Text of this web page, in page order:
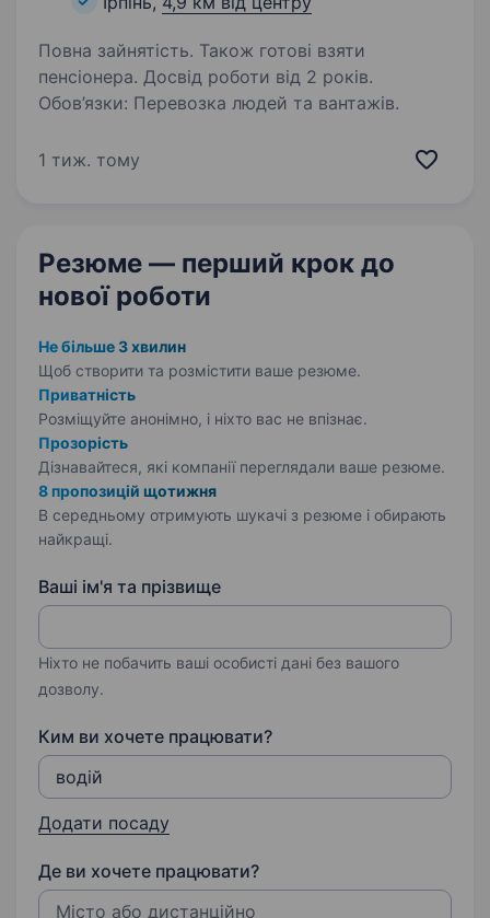
Повна зайнятість. Також готові взяти
пенсіонера. Досвід роботи від 2 років.
Обов’язки: Перевозка людей та вантажів.
1 тиж. тому
Резюме — перший крок до
нової роботи
Не більше 3 хвилин
Щоб створити та розмістити ваше резюме.
Приватність
Розміщуйте анонімно, і ніхто вас не впізнає.
Прозорість
Дізнавайтеся, які компанії переглядали ваше резюме.
8 пропозицій щотижня
В середньому отримують шукачі з резюме і обирають
найкращі.
Ваші ім'я та прізвище
Ніхто не побачить ваші особисті дані без вашого
дозволу.
Ким ви хочете працювати?
Додати посаду
Де ви хочете працювати?